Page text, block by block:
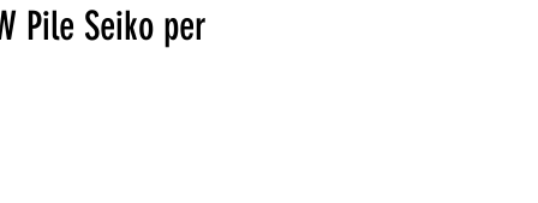
Pile Seiko per